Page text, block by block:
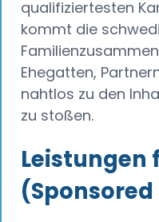
qualifiziertesten
kommt die
Ehegatten,
nahtlos zu den
zu stoßen.
Leistungen